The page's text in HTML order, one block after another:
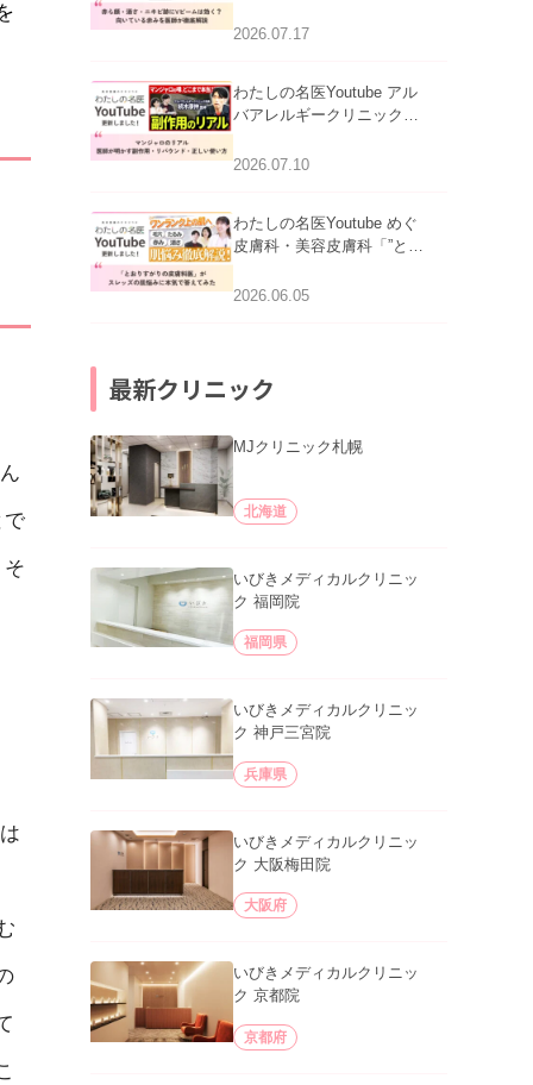
で
跡にVビームは効く？向い
2026.07.17
わたしの名医Youtube アル
バアレルギークリニック札
医師が明かす副作用・リバ
2026.07.10
わたしの名医Youtube めぐ
皮膚科・美容皮膚科「”とお
ッズの肌悩みに本気で答え
2026.06.05
最新クリニック
MJクリニック札幌
北海道
いびきメディカルクリニッ
ク 福岡院
福岡県
いびきメディカルクリニッ
ク 神戸三宮院
兵庫県
いびきメディカルクリニッ
ク 大阪梅田院
大阪府
いびきメディカルクリニッ
ク 京都院
京都府